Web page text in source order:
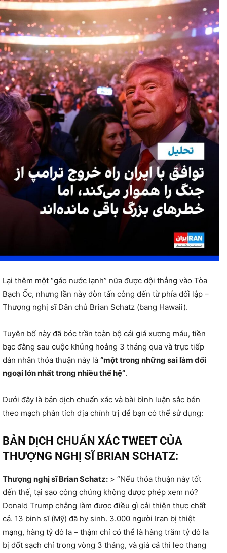
Lại thêm một “gáo nước lạnh” nữa được dội thẳng vào Tòa
Bạch Ốc, nhưng lần này đòn tấn công đến từ phía đối lập –
Thượng nghị sĩ Dân chủ Brian Schatz (bang Hawaii).
Tuyên bố này đã bóc trần toàn bộ cái giá xương máu, tiền
bạc đằng sau cuộc khủng hoảng 3 tháng qua và trực tiếp
dán nhãn thỏa thuận này là “một trong những sai lầm đối
ngoại lớn nhất trong nhiều thế hệ”.
Dưới đây là bản dịch chuẩn xác và bài bình luận sắc bén
theo mạch phân tích địa chính trị để bạn có thể sử dụng:
BẢN DỊCH CHUẨN XÁC TWEET CỦA
THƯỢNG NGHỊ SĨ BRIAN SCHATZ:
Thượng nghị sĩ Brian Schatz: > “Nếu thỏa thuận này tốt
đến thế, tại sao công chúng không được phép xem nó?
Donald Trump chẳng làm được điều gì cải thiện thực chất
cả. 13 binh sĩ (Mỹ) đã hy sinh. 3.000 người Iran bị thiệt
mạng, hàng tỷ đô la – thậm chí có thể là hàng trăm tỷ đô la
bị đốt sạch chỉ trong vòng 3 tháng, và giá cả thì leo thang